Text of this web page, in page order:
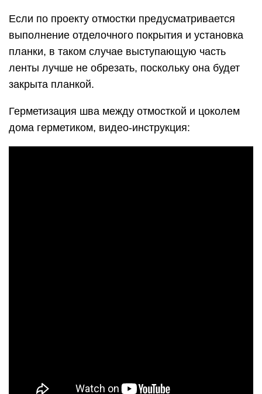
Если по проекту отмостки предусматривается
выполнение отделочного покрытия и установка
планки, в таком случае выступающую часть
ленты лучше не обрезать, поскольку она будет
закрыта планкой.
Герметизация шва между отмосткой и цоколем
дома герметиком, видео-инструкция: